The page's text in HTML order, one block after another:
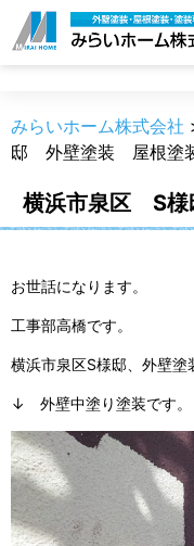
新着情報
みらいホーム株式会社
邸 外壁塗装 屋根塗
横浜市泉区 S
お世話になります。
工事部高橋です。
横浜市泉区S様邸、外壁塗
↓ 外壁中塗り塗装です。